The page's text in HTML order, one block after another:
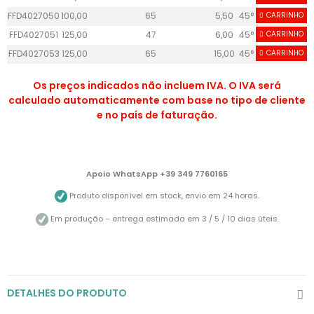
FFD4027050100,00 65 5,50 45° 58
CARRINHO
FFD4027051 125,00 47 6,00 45° 40
CARRINHO
FFD4027053 125,00 65 15,00 45° 40
CARRINHO
Os preços indicados não incluem IVA. O IVA será
calculado automaticamente com base no tipo de cliente
e no país de faturação.
Apoio WhatsApp +39 349 7760165
Produto disponível em stock, envio em 24 horas.
Em produção – entrega estimada em 3 / 5 / 10 dias úteis.
DETALHES DO PRODUTO